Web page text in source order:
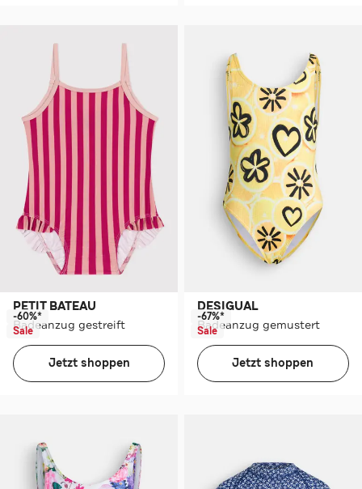
PETIT BATEAU
Badeanzug gestreift
-60%*
Sale
Jetzt shoppen
DESIGUAL
Badeanzug gemustert
-67%*
Sale
Jetzt shoppen